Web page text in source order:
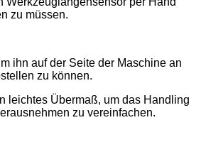
zu müssen.
ihn auf der Seite der Maschine an
zu können.
leichtes Übermaß, um das Handling
zu vereinfachen.